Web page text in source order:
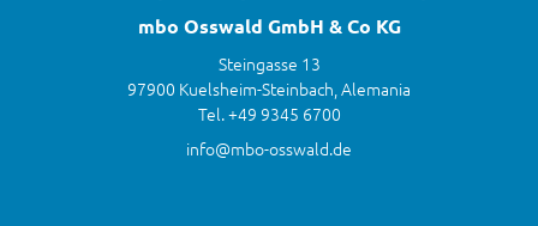
mbo Osswald GmbH & Co KG
Steingasse 13
97900 Kuelsheim-Steinbach, Alemania
Tel. +49 9345 6700
info@mbo-osswald.de